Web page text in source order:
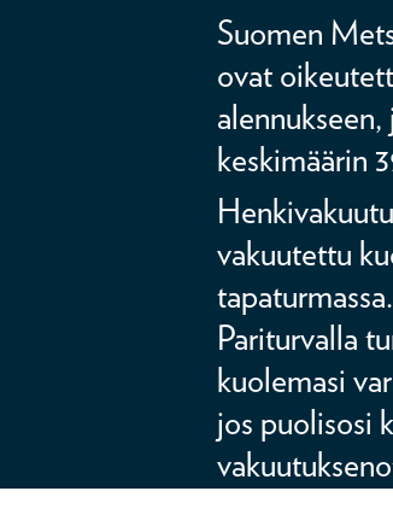
Suomen
ovat
keskimäärin
vakuutettu
tapaturmassa.
Pariturvalla
kuolemasi
jos puolisosi